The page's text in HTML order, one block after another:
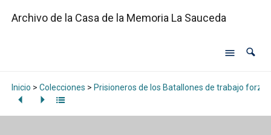
Archivo de la Casa de la Memoria La Sauceda
Inicio > Colecciones > Prisioneros de los Batallones de trabajo